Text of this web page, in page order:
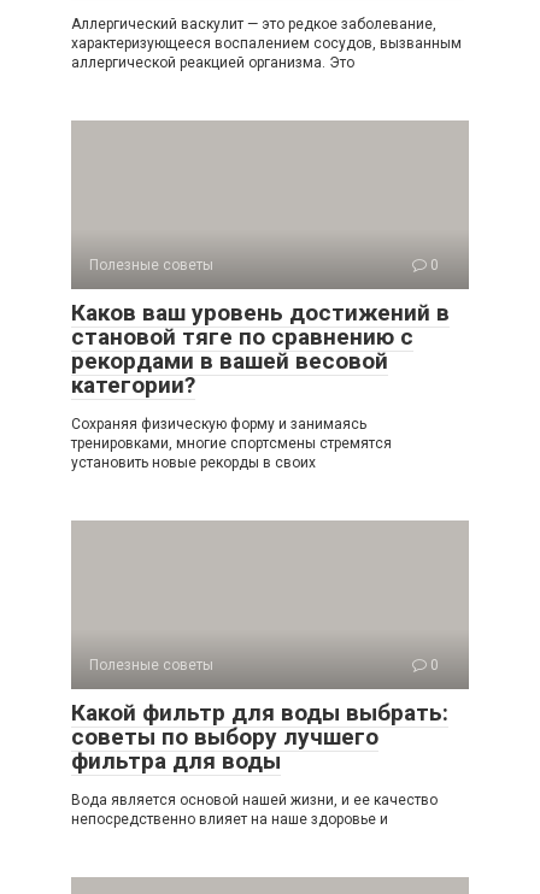
Аллергический васкулит — это редкое заболевание,
характеризующееся воспалением сосудов, вызванным
аллергической реакцией организма. Это
Полезные советы 0
Каков ваш уровень достижений в
становой тяге по сравнению с
рекордами в вашей весовой
категории?
Сохраняя физическую форму и занимаясь
тренировками, многие спортсмены стремятся
установить новые рекорды в своих
Полезные советы 0
Какой фильтр для воды выбрать:
советы по выбору лучшего
фильтра для воды
Вода является основой нашей жизни, и ее качество
непосредственно влияет на наше здоровье и